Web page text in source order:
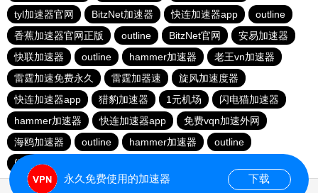
tyl加速器官网
BitzNet加速器 快连加速器app
outline
香蕉加速器官网正版
outline BitzNet官网
安易加速器
快联加速器
outline hammer加速器
老王vn加速器
雷霆加速免费永久
雷霆加器速
旋风加速度器
快连加速器app
猎豹加速器 1元机场
闪电猫加速器
hammer加速器
快连加速器app
免费vqn加速外网
海鸥加速器
outline hammer加速器
outline
闪电猫加速器
永久免费使用的加速器 下载